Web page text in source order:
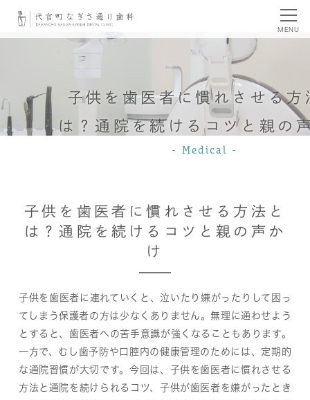
MENU
子供を歯医者に慣れさせる方
は？通院を続けるコツと親の
Medical
子供を歯医者に慣れさせる方法と
は？通院を続けるコツと親の声か
け
子供を歯医者に連れていくと、泣いたり嫌がったりして困っ
てしまう保護者の方は少なくありません。無理に通わせよう
とすると、歯医者への苦手意識が強くなることもあります。
一方で、むし歯予防や口腔内の健康管理のためには、定期的
な通院習慣が大切です。今回は、子供を歯医者に慣れさせる
方法と通院を続けられるコツ、子供が歯医者を嫌がったとき